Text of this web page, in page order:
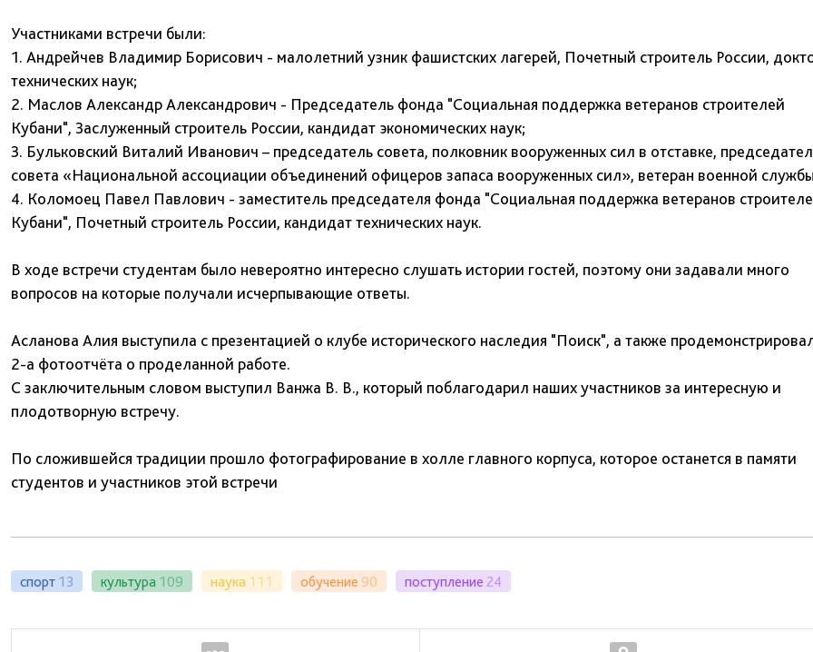
Участниками встречи были:
1. Андрейчев Владимир Борисович - малолетний узник фашистских лагерей, Почетный строитель России,
технических наук;
2. Маслов Александр Александрович - Председатель фонда "Социальная поддержка ветеранов строителей
Кубани", Заслуженный строитель России, кандидат экономических наук;
3. Бульковский Виталий Иванович – председатель совета, полковник вооруженных сил в отставке,
совета «Национальной ассоциации объединений офицеров запаса вооруженных сил», ветеран военной
4. Коломоец Павел Павлович - заместитель председателя фонда "Социальная поддержка ветеранов
Кубани", Почетный строитель России, кандидат технических наук.
В ходе встречи студентам было невероятно интересно слушать истории гостей, поэтому они задавали много
вопросов на которые получали исчерпывающие ответы.
Асланова Алия выступила с презентацией о клубе исторического наследия "Поиск", а также
2-а фотоотчёта о проделанной работе.
С заключительным словом выступил Ванжа В. В., который поблагодарил наших участников за интересную и
плодотворную встречу.
По сложившейся традиции прошло фотографирование в холле главного корпуса, которое останется в памяти
студентов и участников этой встречи
спорт 13 культура 109 наука 111 обучение 90 поступление 24